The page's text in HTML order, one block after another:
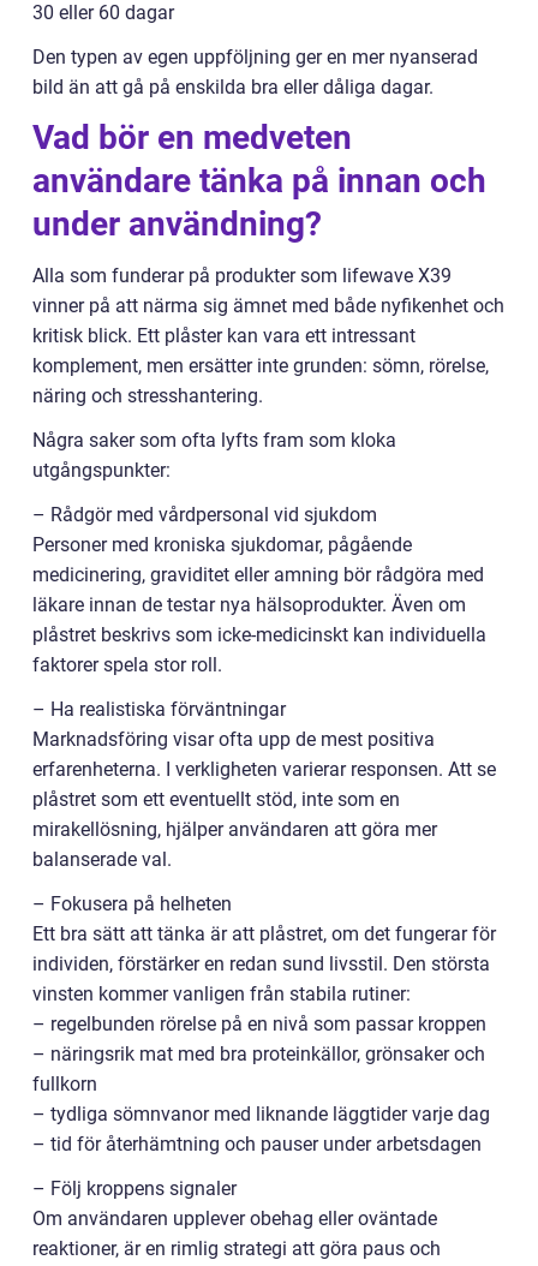
30 eller 60 dagar
Den typen av egen uppföljning ger en mer nyanserad
bild än att gå på enskilda bra eller dåliga dagar.
Vad bör en medveten
användare tänka på innan och
under användning?
Alla som funderar på produkter som lifewave X39
vinner på att närma sig ämnet med både nyfikenhet och
kritisk blick. Ett plåster kan vara ett intressant
komplement, men ersätter inte grunden: sömn, rörelse,
näring och stresshantering.
Några saker som ofta lyfts fram som kloka
utgångspunkter:
– Rådgör med vårdpersonal vid sjukdom
Personer med kroniska sjukdomar, pågående
medicinering, graviditet eller amning bör rådgöra med
läkare innan de testar nya hälsoprodukter. Även om
plåstret beskrivs som icke-medicinskt kan individuella
faktorer spela stor roll.
– Ha realistiska förväntningar
Marknadsföring visar ofta upp de mest positiva
erfarenheterna. I verkligheten varierar responsen. Att se
plåstret som ett eventuellt stöd, inte som en
mirakellösning, hjälper användaren att göra mer
balanserade val.
– Fokusera på helheten
Ett bra sätt att tänka är att plåstret, om det fungerar för
individen, förstärker en redan sund livsstil. Den största
vinsten kommer vanligen från stabila rutiner:
– regelbunden rörelse på en nivå som passar kroppen
– näringsrik mat med bra proteinkällor, grönsaker och
fullkorn
– tydliga sömnvanor med liknande läggtider varje dag
– tid för återhämtning och pauser under arbetsdagen
– Följ kroppens signaler
Om användaren upplever obehag eller oväntade
reaktioner, är en rimlig strategi att göra paus och